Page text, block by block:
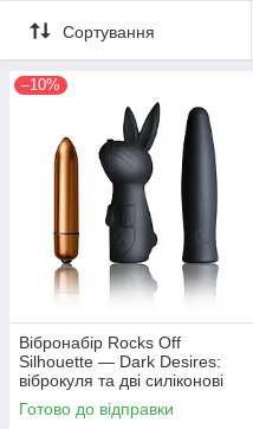
Сортування
–10%
Вібронабір Rocks Off
Silhouette — Dark Desires:
віброкуля та дві силіконові
насадки - SO3364
Готово до відправки